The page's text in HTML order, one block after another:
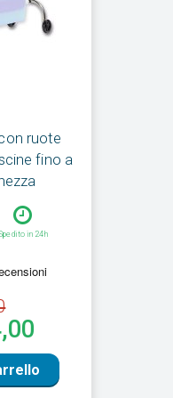
ruote
fino a
in 24h